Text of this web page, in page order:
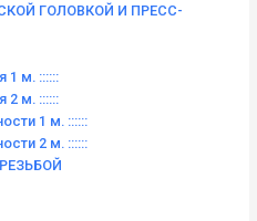
ГОЛОВКОЙ И ПРЕСС-
1 м. ::::::
2 м. ::::::
1 м. ::::::
2 м. ::::::